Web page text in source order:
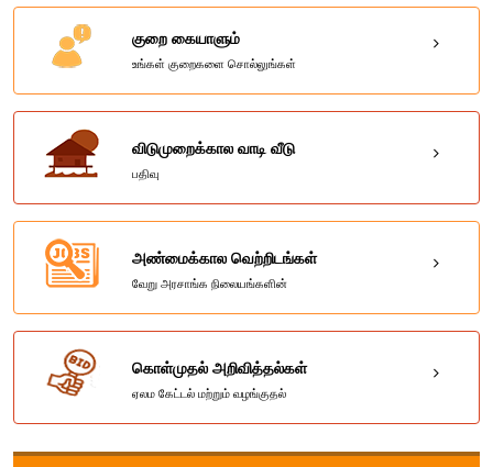
குறை கையாளும்
உங்கள் குறைகளை சொல்லுங்கள்
விடுமுறைக்கால வாடி வீடு
பதிவு
அண்மைக்கால வெற்றிடங்கள்
வேறு அரசாங்க நிலையங்களின்
கொள்முதல் அறிவித்தல்கள்
ஏலம கேட்டல் மற்றும் வழங்குதல்